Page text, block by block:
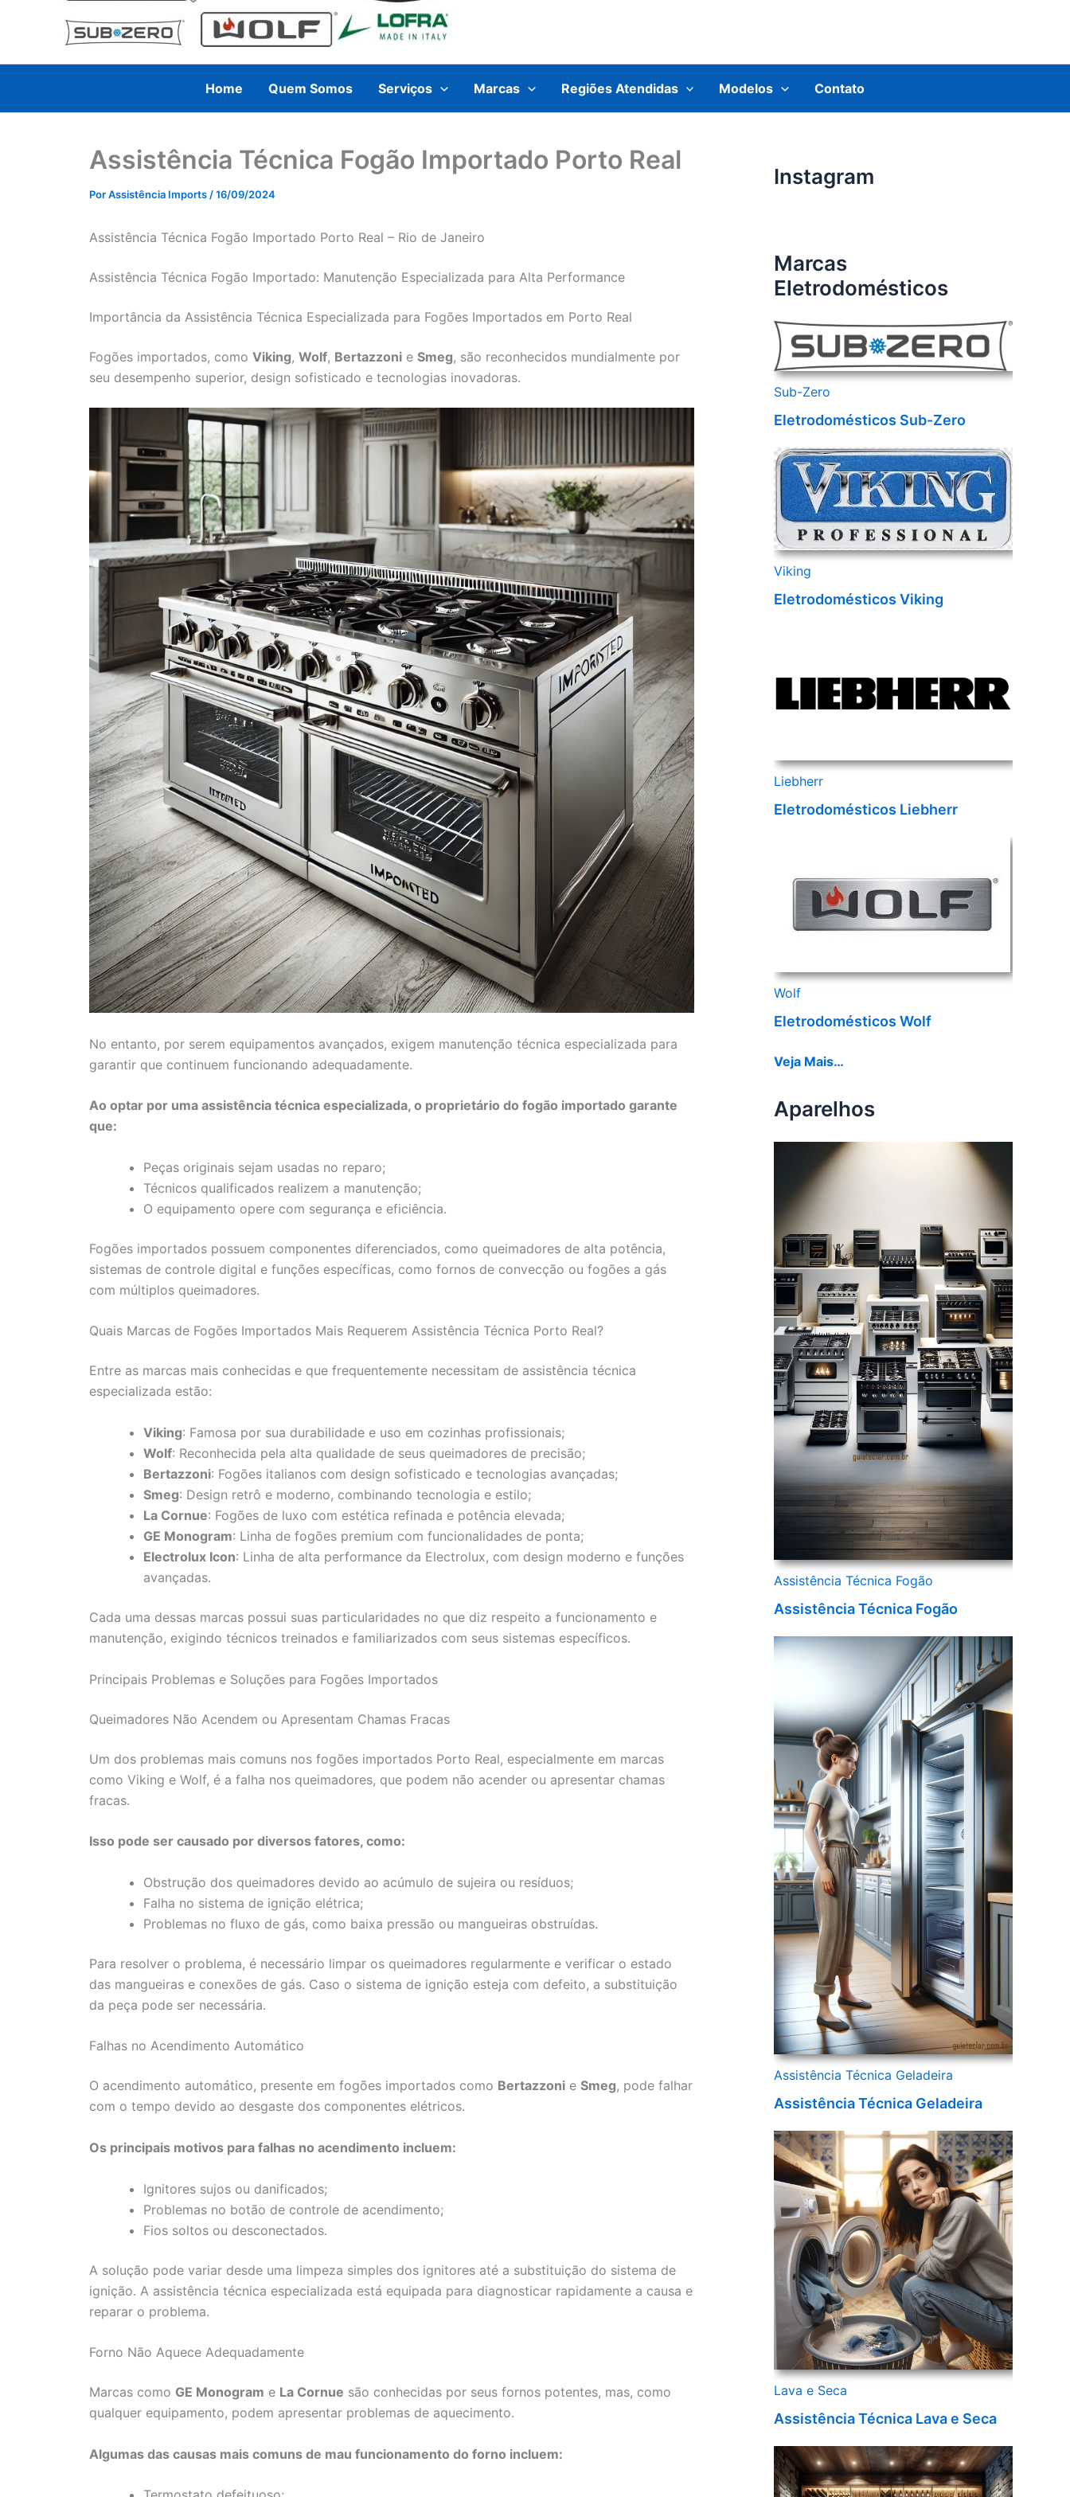
Home Quem Somos Serviços Marcas Regiões Atendidas Modelos Contato
Assistência Técnica Fogão Importado Porto Real
PorAssistência Imports /16/09/2024
Assistência Técnica Fogão Importado Porto Real – Rio de Janeiro
Assistência Técnica Fogão Importado: Manutenção Especializada para Alta Performance
Importância da Assistência Técnica Especializada para Fogões Importados em Porto Real
Fogões importados, como Viking, Wolf, Bertazzoni e Smeg, são reconhecidos mundialmente por
seu desempenho superior, design sofisticado e tecnologias inovadoras.
No entanto, por serem equipamentos avançados, exigem manutenção técnica especializada para
garantir que continuem funcionando adequadamente.
Ao optar por uma assistência técnica especializada, o proprietário do fogão importado garante
que:
Peças originais sejam usadas no reparo;
Técnicos qualificados realizem a manutenção;
O equipamento opere com segurança e eficiência.
Fogões importados possuem componentes diferenciados, como queimadores de alta potência,
sistemas de controle digital e funções específicas, como fornos de convecção ou fogões a gás
com múltiplos queimadores.
Quais Marcas de Fogões Importados Mais Requerem Assistência Técnica Porto Real?
Entre as marcas mais conhecidas e que frequentemente necessitam de assistência técnica
especializada estão:
Viking: Famosa por sua durabilidade e uso em cozinhas profissionais;
Wolf: Reconhecida pela alta qualidade de seus queimadores de precisão;
Bertazzoni: Fogões italianos com design sofisticado e tecnologias avançadas;
Smeg: Design retrô e moderno, combinando tecnologia e estilo;
La Cornue: Fogões de luxo com estética refinada e potência elevada;
GE Monogram: Linha de fogões premium com funcionalidades de ponta;
Electrolux Icon: Linha de alta performance da Electrolux, com design moderno e funções
avançadas.
Cada uma dessas marcas possui suas particularidades no que diz respeito a funcionamento e
manutenção, exigindo técnicos treinados e familiarizados com seus sistemas específicos.
Principais Problemas e Soluções para Fogões Importados
Queimadores Não Acendem ou Apresentam Chamas Fracas
Um dos problemas mais comuns nos fogões importados Porto Real, especialmente em marcas
como Viking e Wolf, é a falha nos queimadores, que podem não acender ou apresentar chamas
fracas.
Isso pode ser causado por diversos fatores, como:
Obstrução dos queimadores devido ao acúmulo de sujeira ou resíduos;
Falha no sistema de ignição elétrica;
Problemas no fluxo de gás, como baixa pressão ou mangueiras obstruídas.
Para resolver o problema, é necessário limpar os queimadores regularmente e verificar o estado
das mangueiras e conexões de gás. Caso o sistema de ignição esteja com defeito, a substituição
da peça pode ser necessária.
Falhas no Acendimento Automático
O acendimento automático, presente em fogões importados como Bertazzoni e Smeg, pode falhar
com o tempo devido ao desgaste dos componentes elétricos.
Os principais motivos para falhas no acendimento incluem:
Ignitores sujos ou danificados;
Problemas no botão de controle de acendimento;
Fios soltos ou desconectados.
A solução pode variar desde uma limpeza simples dos ignitores até a substituição do sistema de
ignição. A assistência técnica especializada está equipada para diagnosticar rapidamente a causa e
reparar o problema.
Forno Não Aquece Adequadamente
Marcas como GE Monogram e La Cornue são conhecidas por seus fornos potentes, mas, como
qualquer equipamento, podem apresentar problemas de aquecimento.
Algumas das causas mais comuns de mau funcionamento do forno incluem:
Instagram
Marcas
Eletrodomésticos
Sub-Zero
Eletrodomésticos Sub-Zero
Viking
Eletrodomésticos Viking
Liebherr
Eletrodomésticos Liebherr
Wolf
Eletrodomésticos Wolf
Veja Mais…
Aparelhos
Assistência Técnica Fogão
Assistência Técnica Fogão
Assistência Técnica Geladeira
Assistência Técnica Geladeira
Lava e Seca
Assistência Técnica Lava e Seca